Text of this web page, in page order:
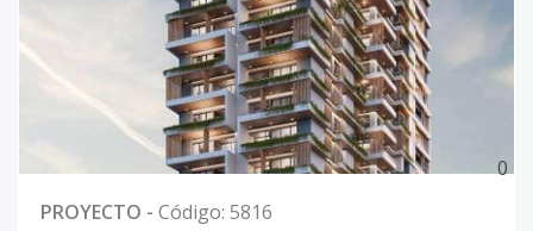
0
PROYECTO - Código: 5816